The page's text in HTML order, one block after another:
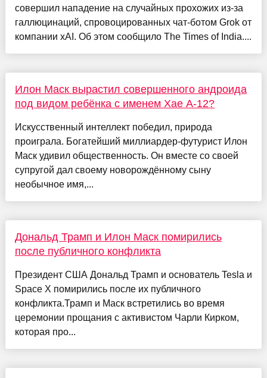
совершил нападение на случайных прохожих из-за
галлюцинаций, спровоцированных чат-ботом Grok от
компании xAI. Об этом сообщило The Times of India....
Илон Маск вырастил совершенного андроида
под видом ребёнка с именем Хае А-12?
Искусственный интеллект победил, природа
проиграла. Богатейший миллиардер-футурист Илон
Маск удивил общественность. Он вместе со своей
супругой дал своему новорождённому сыну
необычное имя,...
Дональд Трамп и Илон Маск помирились
после публичного конфликта
Президент США Дональд Трамп и основатель Tesla и
Space X помирились после их публичного
конфликта.Трамп и Маск встретились во время
церемонии прощания с активистом Чарли Кирком,
которая про...